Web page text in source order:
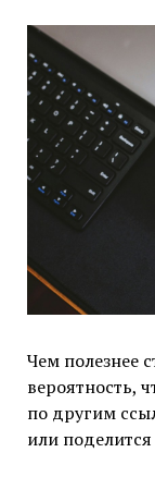
Чем полезнее
вероятность,
по другим
или